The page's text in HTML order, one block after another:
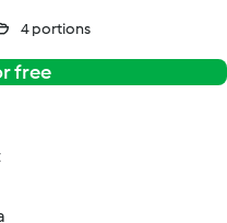
4 portions
free